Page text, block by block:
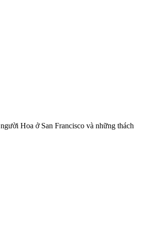
Hoa ở San Francisco và những thách